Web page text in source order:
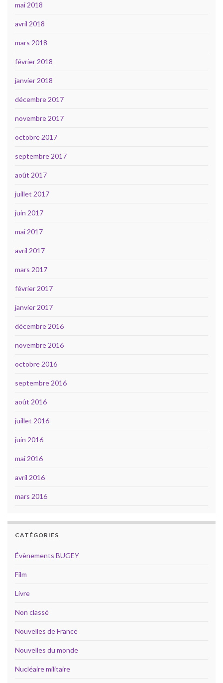
mai 2018
avril 2018
mars 2018
février 2018
janvier 2018
décembre 2017
novembre 2017
octobre 2017
septembre 2017
août 2017
juillet 2017
juin 2017
mai 2017
avril 2017
mars 2017
février 2017
janvier 2017
décembre 2016
novembre 2016
octobre 2016
septembre 2016
août 2016
juillet 2016
juin 2016
mai 2016
avril 2016
mars 2016
CATÉGORIES
Évènements BUGEY
Film
Livre
Non classé
Nouvelles de France
Nouvelles du monde
Nucléaire militaire